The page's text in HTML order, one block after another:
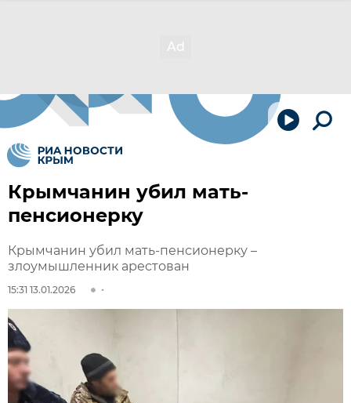
Крымчанин убил мать-
пенсионерку
Крымчанин убил мать-пенсионерку –
злоумышленник арестован
15:31 13.01.2026